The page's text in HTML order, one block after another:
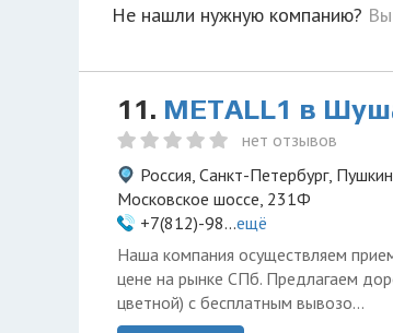
Не нашли нужную компанию?
11. METALL1 в
нет отзывов
Россия, Санкт-Петербург,
Московское шоссе, 231Ф
+7(812)-98...ещё
Наша компания осуществляем
цене на рынке СПб. Предлагаем
цветной) с бесплатным вывозо...